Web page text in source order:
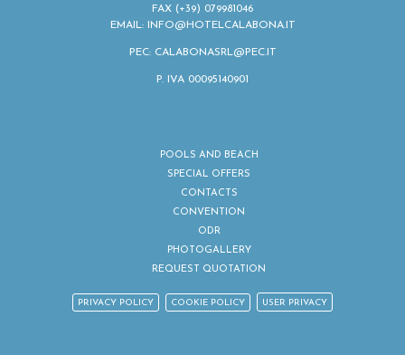
FAX (+39) 079981046
EMAIL:
INFO@HOTELCALABONA.IT
PEC: CALABONASRL@PEC.IT
P. IVA 00095140901
POOLS AND BEACH
SPECIAL OFFERS
CONTACTS
CONVENTION
ODR
PHOTOGALLERY
REQUEST QUOTATION
PRIVACY POLICY COOKIE POLICY USER PRIVACY